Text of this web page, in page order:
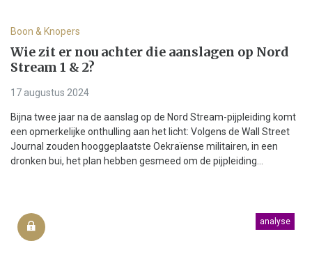
Boon & Knopers
Wie zit er nou achter die aanslagen op Nord
Stream 1 & 2?
17 augustus 2024
Bijna twee jaar na de aanslag op de Nord Stream-pijpleiding komt
een opmerkelijke onthulling aan het licht: Volgens de Wall Street
Journal zouden hooggeplaatste Oekraïense militairen, in een
dronken bui, het plan hebben gesmeed om de pijpleiding...
analyse